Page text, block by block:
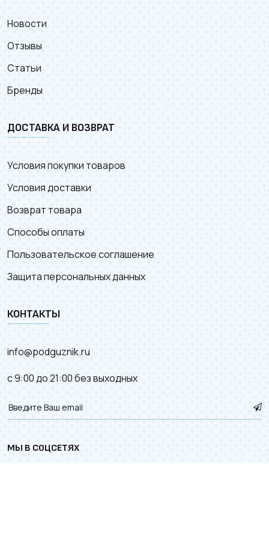
Новости
Отзывы
Статьи
Бренды
ДОСТАВКА И ВОЗВРАТ
Условия покупки товаров
Условия доставки
Возврат товара
Способы оплаты
Пользовательское соглашение
Защита персональных данных
КОНТАКТЫ
info@podguznik.ru
с 9:00 до 21:00 без выходных
МЫ В СОЦСЕТЯХ